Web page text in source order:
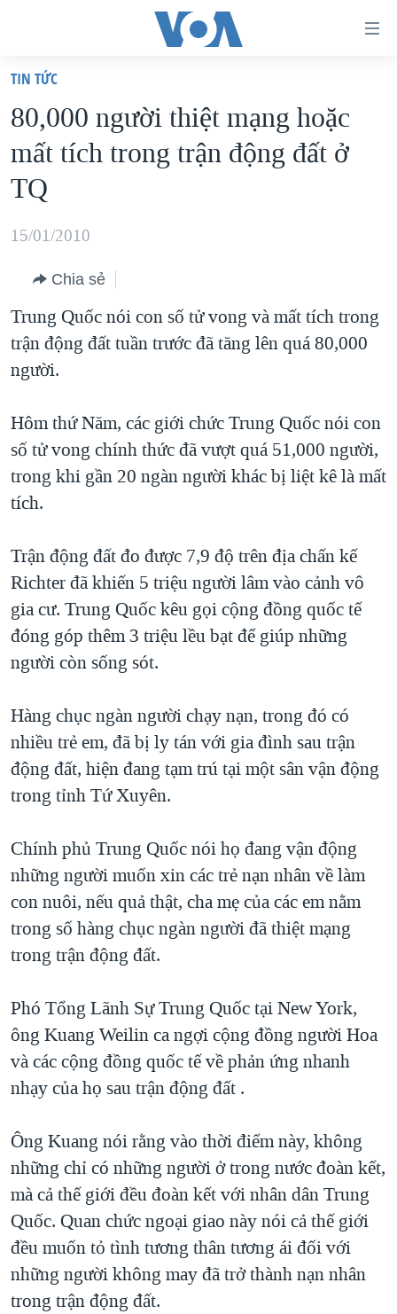
truy
cập
Tới
nội
chính
hướng
chính
Đi
"Tìm"
VIỆT NAM
HOA KỲ
BIỂN ĐÔNG
THẾ GIỚI
DIỄN ĐÀN
MỤC
TỰ DO BÁO CHÍ
NGƯỜI VIỆT HẢI NGOẠI
ĐỜI SỐNG
KINH TẾ
KHOA HỌC
VĂN HOÁ
THỂ THAO
GIÁO DỤC
CHUYÊN ĐỀ
HÀNH TRÌNH BẦU CỬ 2024
MỘT NĂM CHIẾN TRANH TẠI DẢI GAZA
GIẢI MÃ VÀNH ĐAI & CON ĐƯỜNG
TRỊNH VĨNH BÌNH - NGƯỜI HẠ 'BÊN THẮNG CUỘC'
GROUND ZERO – XƯA VÀ NAY
CHI PHÍ CHIẾN TRANH AFGHANISTAN
CÁC GIÁ TRỊ CỘNG HÒA Ở VIỆT NAM
TRỊNH VĨNH BÌNH VS. CHÍNH PHỦ VIỆT NAM
NGƯ DÂN VIỆT VÀ LÀN SÓNG TRỘM HẢI SÂM
HỌC TIẾNG ANH
VIDEO
NGHE
MẠNG XÃ HỘI
Ngôn ngữ khác
TIN TỨC
80,000 người thiệt mạng hoặc
mất tích trong trận động đất ở
TQ
15/01/2010
Chia sẻ
Trung Quốc nói con số tử vong và mất tích trong
trận động đất tuần trước đã tăng lên quá 80,000
người.
Hôm thứ Năm, các giới chức Trung Quốc nói con
số tử vong chính thức đã vượt quá 51,000 người,
trong khi gần 20 ngàn người khác bị liệt kê là mất
tích.
Trận động đất đo được 7,9 độ trên địa chấn kế
Richter đã khiến 5 triệu người lâm vào cảnh vô
gia cư. Trung Quốc kêu gọi cộng đồng quốc tế
đóng góp thêm 3 triệu lều bạt để giúp những
người còn sống sót.
Hàng chục ngàn người chạy nạn, trong đó có
nhiều trẻ em, đã bị ly tán với gia đình sau trận
động đất, hiện đang tạm trú tại một sân vận động
trong tỉnh Tứ Xuyên.
Chính phủ Trung Quốc nói họ đang vận động
những người muốn xin các trẻ nạn nhân về làm
con nuôi, nếu quả thật, cha mẹ của các em nằm
trong số hàng chục ngàn người đã thiệt mạng
trong trận động đất.
Phó Tổng Lãnh Sự Trung Quốc tại New York,
ông Kuang Weilin ca ngợi cộng đồng người Hoa
và các cộng đồng quốc tế về phản ứng nhanh
nhạy của họ sau trận động đất .
Ông Kuang nói rằng vào thời điểm này, không
những chỉ có những người ở trong nước đoàn kết,
mà cả thế giới đều đoàn kết với nhân dân Trung
Quốc. Quan chức ngoại giao này nói cả thế giới
đều muốn tỏ tình tương thân tương ái đối với
những người không may đã trở thành nạn nhân
trong trận động đất.